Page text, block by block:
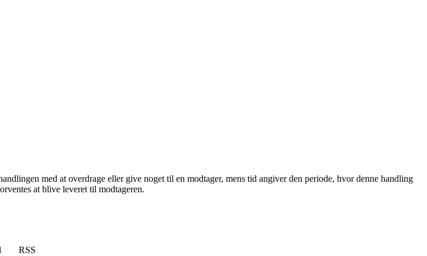
med at overdrage eller give noget til en modtager, mens tid angiver den periode, hvor denne handling
at blive leveret til modtageren.
RSS